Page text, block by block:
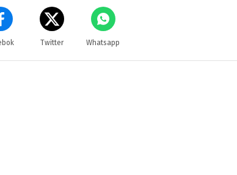
Twitter Whatsapp